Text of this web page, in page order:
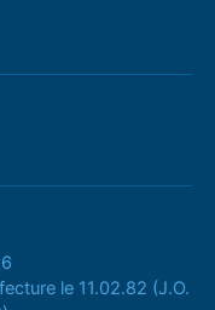
le 11.02.82 (J.O.